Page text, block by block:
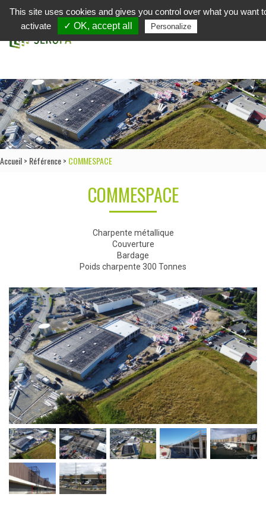
in
Accueil> Référence> COMMESPACE
COMMESPACE
Charpente métallique
Couverture
Bardage
Poids charpente 300 Tonnes
This site uses cookies and gives you control over what you want
activate
✓ OK, accept all Personalize